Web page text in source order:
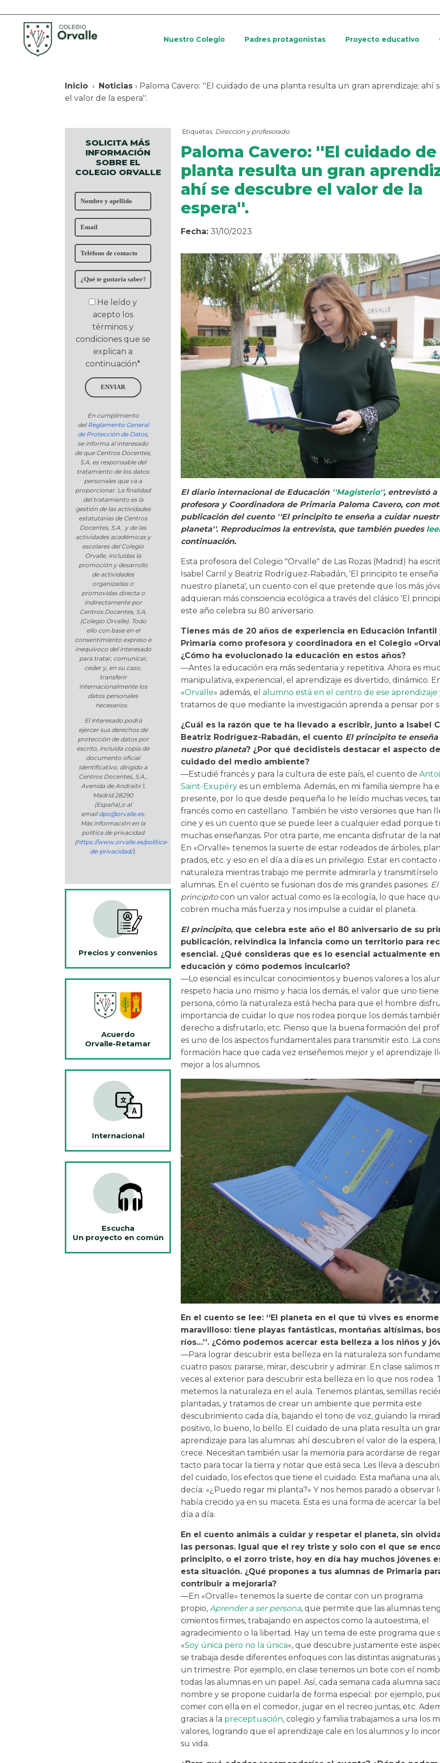
Nuestro Colegio Padres protagonistas Proyecto educativo
Inicio › Noticias › Paloma Cavero: ''El cuidado de una planta resulta un gran aprendizaje; ahí
el valor de la espera''.
SOLICITA MÁS
INFORMACIÓN
SOBRE EL
COLEGIO ORVALLE
He leído y
acepto los
términos y
condiciones que se
explican a
continuación*
ENVIAR
En cumplimiento
delReglamento General
de Protección de Datos,
se informa al interesado
de que Centros Docentes,
S.A. es responsable del
tratamiento de los datos
personales que va a
proporcionar. La finalidad
del tratamiento es la
gestión de las actividades
estatutarias de Centros
Docentes, S.A. y de las
actividades académicas y
escolares del Colegio
Orvalle, incluidas la
promoción y desarrollo
de actividades
organizadas o
promovidas directa o
indirectamente por
Centros Docentes, S.A.
(Colegio Orvalle). Todo
ello con base en el
consentimiento expreso e
inequívoco del interesado
para tratar, comunicar,
ceder y, en su caso,
transferir
internacionalmente los
datos personales
necesarios.
El interesado podrá
ejercer sus derechos de
protección de datos por
escrito, incluida copia de
documento oficial
identificativo, dirigido a
Centros Docentes, S.A.,
Avenida de Andraitx 1,
Madrid 28290
(España),o al
emaildpo@orvalle.es.
Más información en la
política de privacidad
(https://www.orvalle.es/politica-
de-privacidad/).
Precios y convenios
Acuerdo
Orvalle-Retamar
Internacional
Escucha
Un proyecto en común
Etiquetas: Dirección y profesorado
Paloma Cavero: ''El cuidado
planta resulta un gran
ahí se descubre el valor de la
espera''.
Fecha: 31/10/2023
El diario internacional de Educación ''Magisterio'', entrevistó a
profesora y Coordinadora de Primaria Paloma Cavero, con
publicación del cuento ''El principito te enseña a cuidar
planeta''. Reproducimos la entrevista, que también puedes
continuación.
Esta profesora del Colegio "Orvalle" de Las Rozas (Madrid) ha
Isabel Carril y Beatriz Rodríguez-Rabadán, 'El principito te
nuestro planeta', un cuento con el que pretende que los más
adquieran más consciencia ecológica a través del clásico 'El
este año celebra su 80 aniversario.
Tienes más de 20 años de experiencia en Educación Infantil
Primaria como profesora y coordinadora en el Colegio
¿Cómo ha evolucionado la educación en estos años?
—Antes la educación era más sedentaria y repetitiva. Ahora es
manipulativa, experiencial, el aprendizaje es divertido, dinámico.
«Orvalle» además, e l alumno está en el centro de ese aprendizaje
tratamos de que mediante la investigación aprenda a pensar por
¿Cuál es la razón que te ha llevado a escribir, junto a Isabel
Beatriz Rodríguez-Rabadán, el cuento El principito te
nuestro planeta? ¿Por qué decidisteis destacar el aspecto
cuidado del medio ambiente?
—Estudié francés y para la cultura de este país, el cuento de
Saint-Exupéry es un emblema. Además, en mi familia siempre ha
presente, por lo que desde pequeña lo he leído muchas veces,
francés como en castellano. También he visto versiones que han
cine y es un cuento que se puede leer a cualquier edad porque
muchas enseñanzas. Por otra parte, me encanta disfrutar de la
En «Orvalle» tenemos la suerte de estar rodeados de árboles,
prados, etc. y eso en el día a día es un privilegio. Estar en contacto
naturaleza mientras trabajo me permite admirarla y transmitírselo
alumnas. En el cuento se fusionan dos de mis grandes pasiones: El
principitocon un valor actual como es la ecología, lo que hace
cobren mucha más fuerza y nos impulse a cuidar el planeta.
El principito, que celebra este año el 80 aniversario de su
publicación, reivindica la infancia como un territorio para
esencial. ¿Qué consideras que es lo esencial actualmente
educación y cómo podemos inculcarlo?
—Lo esencial es inculcar conocimientos y buenos valores a los
respeto hacia uno mismo y hacia los demás, el valor que uno
persona, cómo la naturaleza está hecha para que el hombre
importancia de cuidar lo que nos rodea porque los demás
derecho a disfrutarlo, etc. Pienso que la buena formación del
es uno de los aspectos fundamentales para transmitir esto. La
formación hace que cada vez enseñemos mejor y el aprendizaje
mejor a los alumnos.
En el cuento se lee: ‘‘El planeta en el que tú vives es
maravilloso: tiene playas fantásticas, montañas altísimas,
ríos…’’. ¿Cómo podemos acercar esta belleza a los niños y
—Para lograr descubrir esta belleza en la naturaleza son
cuatro pasos: pararse, mirar, descubrir y admirar. En clase salimos
veces al exterior para descubrir esta belleza en lo que nos rodea.
metemos la naturaleza en el aula. Tenemos plantas, semillas
plantadas, y tratamos de crear un ambiente que permita este
descubrimiento cada día, bajando el tono de voz, guiando la
positivo, lo bueno, lo bello. El cuidado de una plata resulta un
aprendizaje para las alumnas: ahí descubren el valor de la espera,
crece. Necesitan también usar la memoria para acordarse de
tacto para tocar la tierra y notar que está seca. Les lleva a
del cuidado, los efectos que tiene el cuidado. Esta mañana una
decía: «¿Puedo regar mi planta?» Y nos hemos parado a observar
había crecido ya en su maceta. Esta es una forma de acercar la
día a día.
En el cuento animáis a cuidar y respetar el planeta, sin
las personas. Igual que el rey triste y solo con el que se
principito, o el zorro triste, hoy en día hay muchos jóvenes
esta situación. ¿Qué propones a tus alumnas de Primaria
contribuir a mejorarla?
—En «Orvalle» tenemos la suerte de contar con un programa
propio, Aprender a ser persona, que permite que las alumnas
cimientos firmes, trabajando en aspectos como la autoestima, el
agradecimiento o la libertad. Hay un tema de este programa que
«Soy única pero no la única«, que descubre justamente este
se trabaja desde diferentes enfoques con las distintas asignaturas
un trimestre. Por ejemplo, en clase tenemos un bote con el
todas las alumnas en un papel. Así, cada semana cada alumna
nombre y se propone cuidarla de forma especial: por ejemplo,
comer con ella en el comedor, jugar en el recreo juntas, etc.
gracias a la preceptuación, colegio y familia trabajamos a una los
valores, logrando que el aprendizaje cale en los alumnos y lo
su vida.